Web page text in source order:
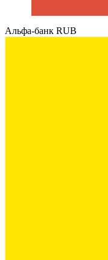
Альфа-банк RUB